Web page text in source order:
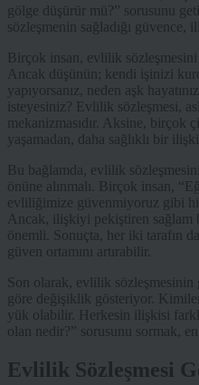
gölge düşürür mü?” sorusunu
sözleşmenin sağladığı güvence,
Birçok insan, evlilik sözleşmesini
Ancak düşünün; kendi işinizi
yapıyorsanız, neden aşk
isteyesiniz? Evlilik sözleşmesi,
mekanizmasıdır. Aksine, birçok
yaşamadan, daha sağlıklı bir
Bu bağlamda, evlilik
önüne alınmalı. Birçok insan,
evliliğimize güvenmiyoruz gibi
Ancak, ilişkiyi pekiştiren sağlam
önemli. Sonuçta, her iki tarafın
güven ortamını artırabilir.
Son olarak, evlilik
göre değişiklik gösteriyor.
yük olabilir. Herkesin ilişkisi
olan nedir?” sorusunu sormak, en
Evlilik Sözleşmesi